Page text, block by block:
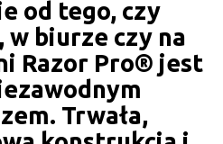
od tego, czy
w biurze czy na
Razor Pro®️ jest
Trwała,